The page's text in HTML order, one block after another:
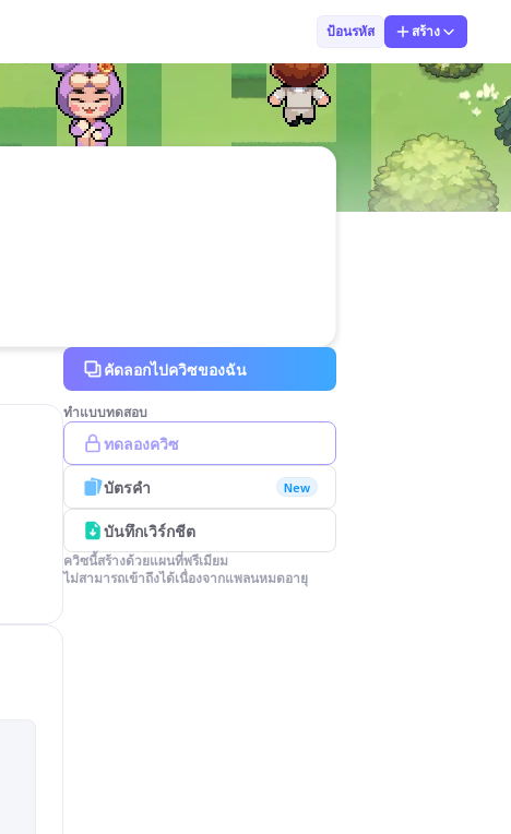
ป้อนรหัส สร้าง
คัดลอกไปควิซของฉัน
ทำแบบทดสอบ
ทดลองควิซ
บัตรคำ New
บันทึกเวิร์กชีต
ควิซนี้สร้างด้วยแผนที่พรีเมียม
ไม่สามารถเข้าถึงได้เนื่องจากแพลนหมดอายุ